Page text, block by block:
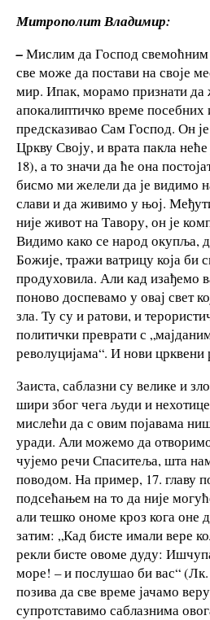
Митрополит Владимир:
–Мислим да Господ
све може да постави на своје
мир. Ипак, морамо признати
апокалиптичко време посебних
предсказивао Сам Господ. Он
Цркву Своју, и врата пакла
18), а то значи да ће она
бисмо ми желели да је видимо
слави и да живимо у њој.
није живот на Тавору, он је
Видимо како се народ окупља,
Божије, тражи ватрицу која би
продуховила. Али кад изађемо
поново доспевамо у овај свет
зла. Ту су и ратови, и
политички преврати с
револуцијама“. И нови црквени
Заиста, саблазни су велике и
шири због чега људи и
мислећи да с овим појавама
уради. Али можемо да
чујемо речи Спаситеља, шта
поводом. На пример, 17. главу
подсећањем на то да није
али тешко ономе кроз кога оне
затим: „Кад бисте имали вере
рекли бисте овоме дуду:
море! – и послушао би вас“
позива да све време јачамо
супротставимо саблазнима